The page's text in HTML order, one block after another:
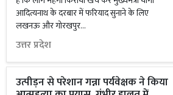
आदित्यनाथ के दरबार में फरियाद सुनाने के लिए
लखनऊ और गोरखपुर...
उत्तर प्रदेश
उत्पीड़न से परेशान गन्ना पर्यवेक्षक ने किया